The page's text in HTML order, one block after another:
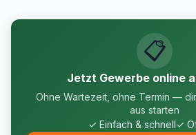
📋
Jetzt Gewerbe online
Ohne Wartezeit, ohne Termin —
aus starten
✓ Einfach & schnell✓